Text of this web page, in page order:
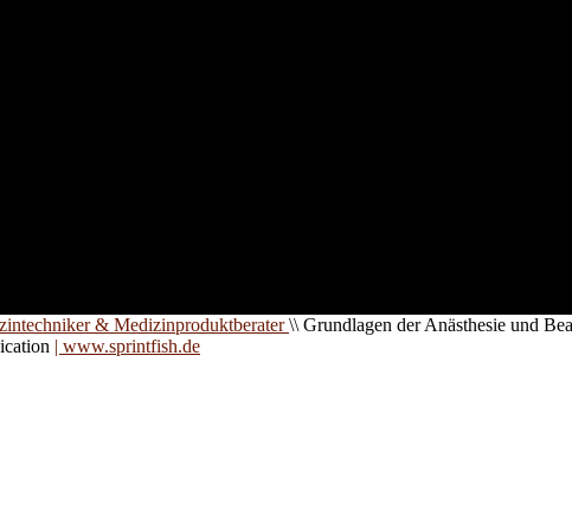
& Medizinproduktberater\\ Grundlagen der Anästhesie und
| www.sprintfish.de